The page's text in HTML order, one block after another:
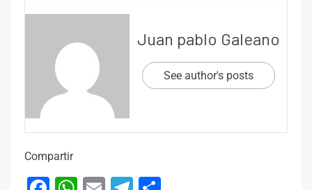
Juan pablo Galeano
See author's posts
Compartir